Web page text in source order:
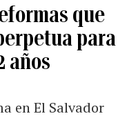
que
para
años
en El Salvador